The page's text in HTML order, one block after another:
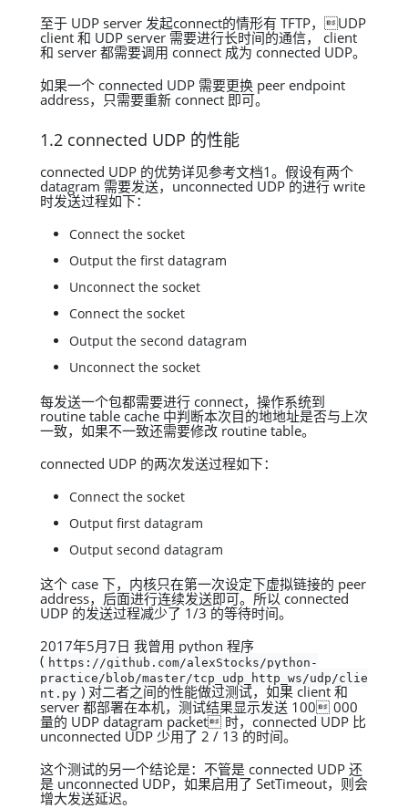
至于 UDP server 发起connect的情形有 TFTP，UDP
client 和 UDP server 需要进行长时间的通信， client
和 server 都需要调用 connect 成为 connected UDP。
如果一个 connected UDP 需要更换 peer endpoint
address，只需要重新 connect 即可。
1.2 connected UDP 的性能
connected UDP 的优势详见参考文档1。假设有两个
datagram 需要发送，unconnected UDP 的进行 write
时发送过程如下：
Connect the socket
Output the first datagram
Unconnect the socket
Connect the socket
Output the second datagram
Unconnect the socket
每发送一个包都需要进行 connect，操作系统到
routine table cache 中判断本次目的地地址是否与上次
一致，如果不一致还需要修改 routine table。
connected UDP 的两次发送过程如下：
Connect the socket
Output first datagram
Output second datagram
这个 case 下，内核只在第一次设定下虚拟链接的 peer
address，后面进行连续发送即可。所以 connected
UDP 的发送过程减少了 1/3 的等待时间。
2017年5月7日 我曾用 python 程序
( https://github.com/alexStocks/python-
practice/blob/master/tcp_udp_http_ws/udp/clie
nt.py ) 对二者之间的性能做过测试，如果 client 和
server 都部署在本机，测试结果显示发送 100 000
量的 UDP datagram packet 时，connected UDP 比
unconnected UDP 少用了 2 / 13 的时间。
这个测试的另一个结论是：不管是 connected UDP 还
是 unconnected UDP，如果启用了 SetTimeout，则会
增大发送延迟。